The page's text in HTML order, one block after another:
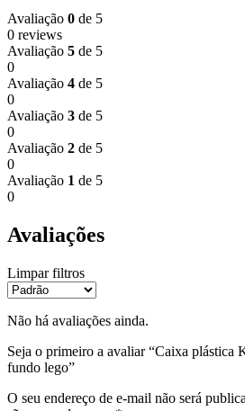
Avaliação 0 de 5
0 reviews
Avaliação 5 de 5
0
Avaliação 4 de 5
0
Avaliação 3 de 5
0
Avaliação 2 de 5
0
Avaliação 1 de 5
0
Avaliações
Limpar filtros
Não há avaliações ainda.
Seja o primeiro a avaliar “Caixa plástica
fundo lego”
O seu endereço de e-mail não será